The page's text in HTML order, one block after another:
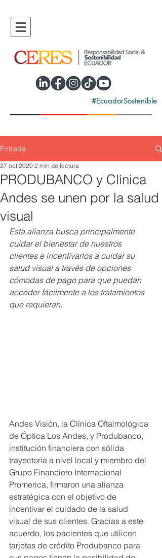
#EcuadorSostenible
Entrada
PRODUBANCO y Clínica
Andes se unen por la salud
visual
27 oct 2020 2 min de lectura
Esta alianza busca principalmente
cuidar el bienestar de nuestros
clientes e incentivarlos a cuidar su
salud visual a través de opciones
cómodas de pago para que puedan
acceder fácilmente a los tratamientos
que requieran.
Andes Visión, la Clínica Oftalmológica
de Óptica Los Andes, y Produbanco,
institución financiera con sólida
trayectoria a nivel local y miembro del
Grupo Financiero Internacional
Promerica, firmaron una alianza
estratégica con el objetivo de
incentivar el cuidado de la salud
visual de sus clientes. Gracias a este
acuerdo, los pacientes que utilicen
tarjetas de crédito Produbanco para